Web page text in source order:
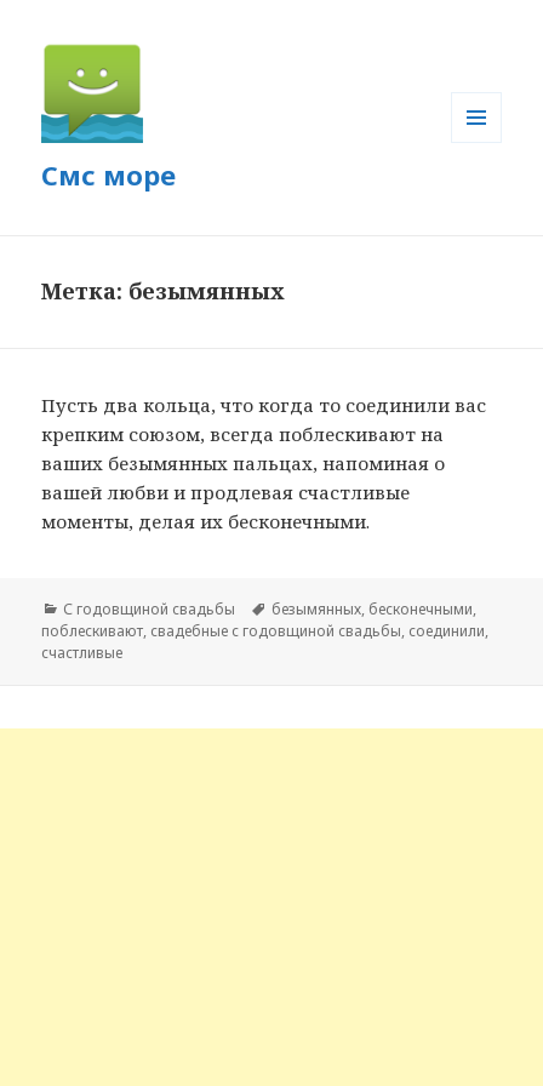
Смс море
Метка: безымянных
Пусть два кольца, что когда то соединили вас
крепким союзом, всегда поблескивают на
ваших безымянных пальцах, напоминая о
вашей любви и продлевая счастливые
моменты, делая их бесконечными.
Рубрики
С годовщиной свадьбы Метки
безымянных, бесконечными,
поблескивают, свадебные с годовщиной свадьбы, соединили,
счастливые